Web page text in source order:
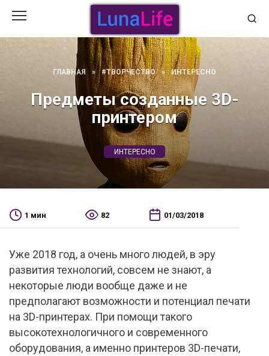
содержанию
ГЛАВНАЯ » #ТВОРЧЕСТВО » ИНТЕРЕСНО
Предметы созданные 3D-
принтером
ИНТЕРЕСНО
1 мин 82 01/03/2018
Уже 2018 год, а очень много людей, в эру
развития технологий, совсем не знают, а
некоторые люди вообще даже и не
предполагают возможности и потенциал печати
на 3D-принтерах. При помощи такого
высокотехнологичного и современного
оборудования, а именно принтеров 3D-печати,